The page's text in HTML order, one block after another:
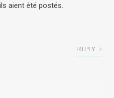
aient été postés.
REPLY